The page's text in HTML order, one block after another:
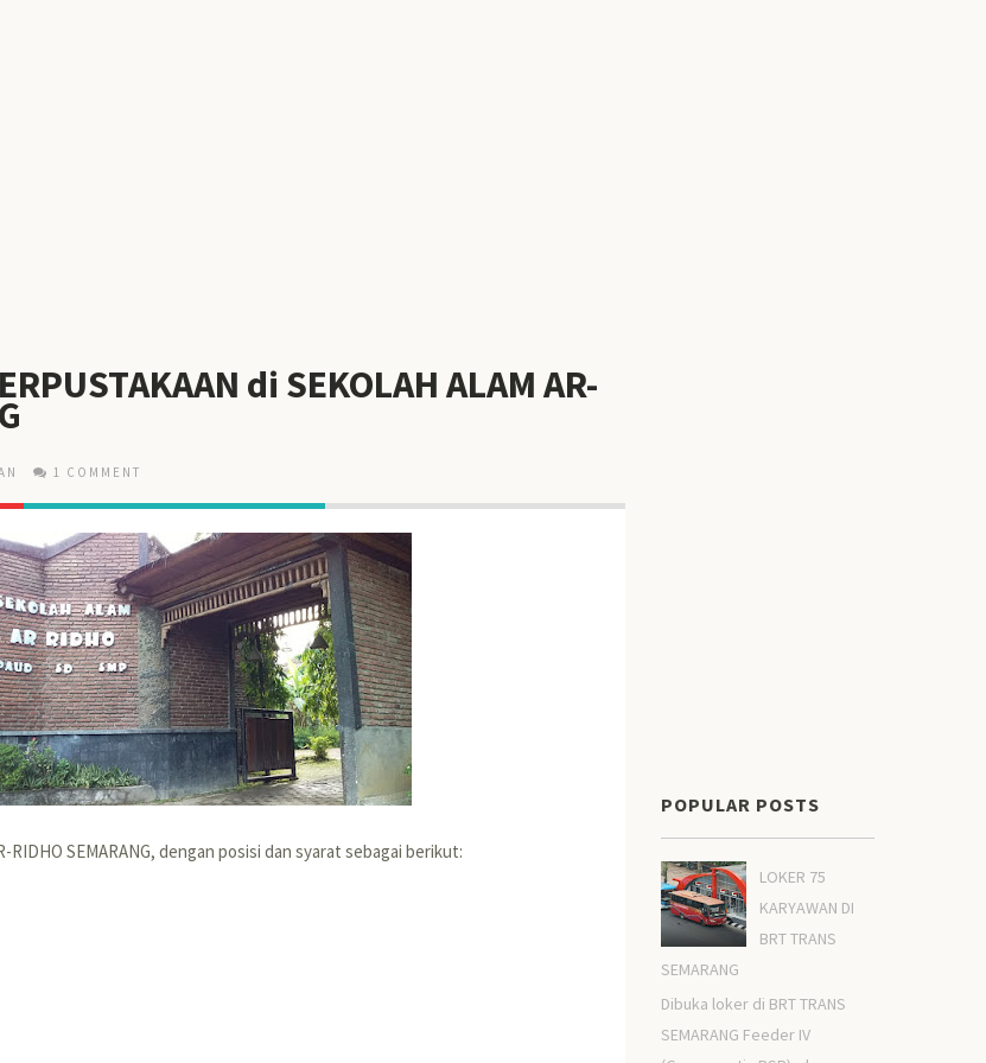
di SEKOLAH ALAM AR-
1 COMMENT
RIDHO SEMARANG, dengan posisi dan syarat sebagai berikut:
POPULAR POSTS
LOKER 75
KARYAWAN DI
BRT TRANS
SEMARANG
Dibuka loker di BRT TRANS
SEMARANG Feeder IV